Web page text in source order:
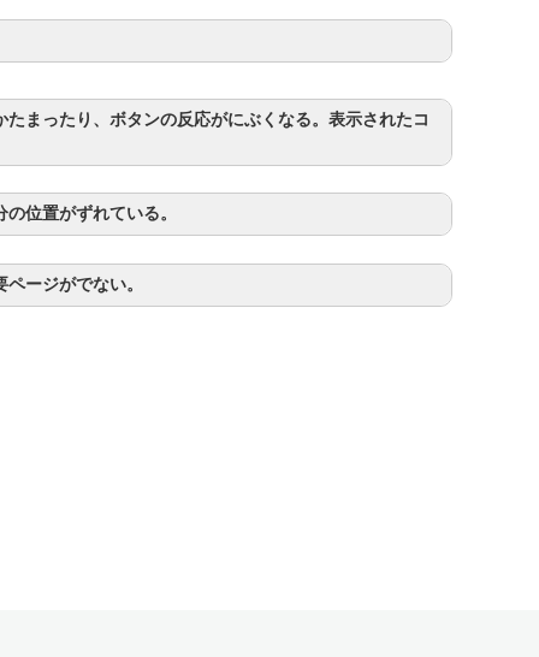
まったり、ボタンの反応がにぶくなる。表示されたコ
位置がずれている。
ージがでない。